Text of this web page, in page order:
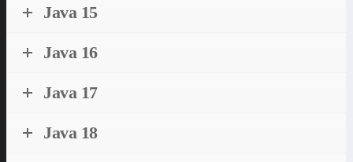
Java 15
Java 16
Java 17
Java 18